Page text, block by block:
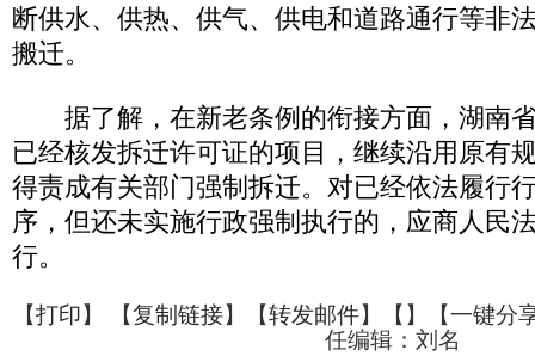
断供水、供热、供气、供电和道路通行等非
搬迁。
据了解，在新老条例的衔接方面，湖南省
已经核发拆迁许可证的项目，继续沿用原有
得责成有关部门强制拆迁。对已经依法履行
序，但还未实施行政强制执行的，应商人民
行。
【打印】 【复制链接】【转发邮件】【 】
【一键分
任编辑：刘名